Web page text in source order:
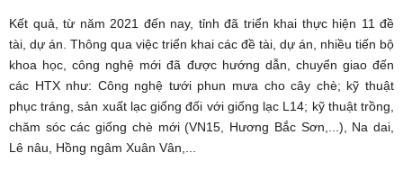
Kết quả, từ năm 2021 đến nay, tỉnh đã triển khai thực hiện 11 đề
tài, dự án. Thông qua việc triển khai các đề tài, dự án, nhiều tiến bộ
khoa học, công nghệ mới đã được hướng dẫn, chuyển giao đến
các HTX như: Công nghệ tưới phun mưa cho cây chè; kỹ thuật
phục tráng, sản xuất lạc giống đối với giống lạc L14; kỹ thuật trồng,
chăm sóc các giống chè mới (VN15, Hương Bắc Sơn,...), Na dai,
Lê nâu, Hồng ngâm Xuân Vân,...